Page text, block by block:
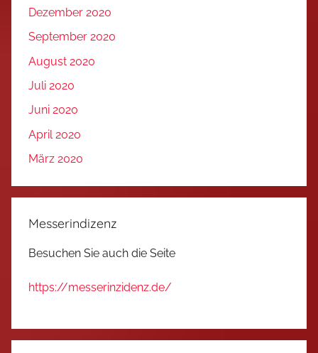
Dezember 2020
September 2020
August 2020
Juli 2020
Juni 2020
April 2020
März 2020
Messerindizenz
Besuchen Sie auch die Seite
https://messerinzidenz.de/